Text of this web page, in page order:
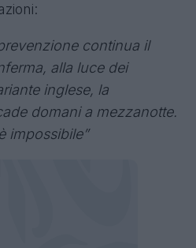
continua il
alla luce dei
inglese, la
domani a mezzanotte.
impossibile”